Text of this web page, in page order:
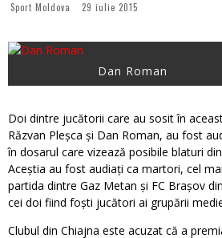
Sport Moldova 29 iulie 2015
Dan Roman
Doi dintre jucătorii care au sosit în
Răzvan Pleșca și Dan Roman, au fost
în dosarul care vizează posibile blaturi
Aceștia au fost audiați ca martori, cel
partida dintre Gaz Metan și FC Brașov
cei doi fiind foști jucători ai grupării
Clubul din Chiajna este acuzat că a